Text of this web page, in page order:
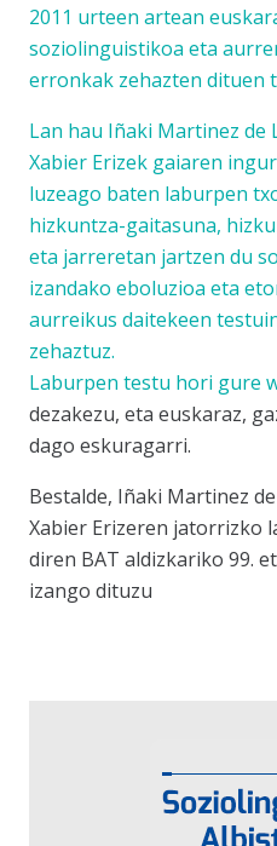
2011 urteen artean
soziolinguistikoa eta
erronkak zehazten dituen
Lan hau Iñaki Martinez de
Xabier Erizek gaiaren
luzeago baten laburpen
hizkuntza-gaitasuna,
eta jarreretan jartzen du
izandako eboluzioa eta
aurreikus daitekeen
zehaztuz.
Laburpen testu hori gure
dezakezu, eta euskaraz,
dago eskuragarri.
Bestalde, Iñaki Martinez
Xabier Erizeren jatorrizko
diren BAT aldizkariko 99.
izango dituzu